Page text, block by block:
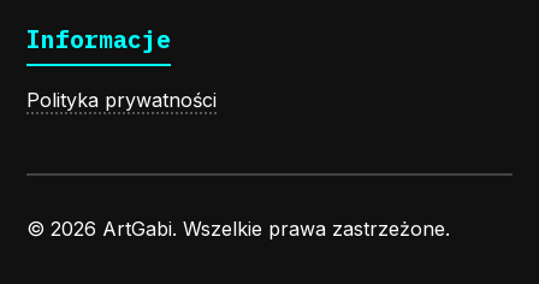
Informacje
Polityka prywatności
© 2026 ArtGabi. Wszelkie prawa zastrzeżone.